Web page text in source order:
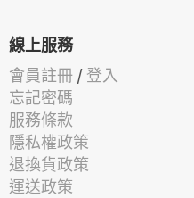
線上服務
會員註冊 / 登入
忘記密碼
服務條款
隱私權政策
退換貨政策
運送政策